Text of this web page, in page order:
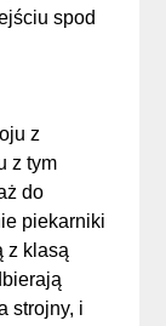
spod
z
z tym
do
piekarniki
z klasą
strojny, i